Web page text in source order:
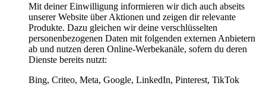
Mit deiner Einwilligung informieren wir dich auch abseits
unserer Website über Aktionen und zeigen dir relevante
Produkte. Dazu gleichen wir deine verschlüsselten
personenbezogenen Daten mit folgenden externen Anbietern
ab und nutzen deren Online-Werbekanäle, sofern du deren
Dienste bereits nutzt:
Bing, Criteo, Meta, Google, LinkedIn, Pinterest, TikTok